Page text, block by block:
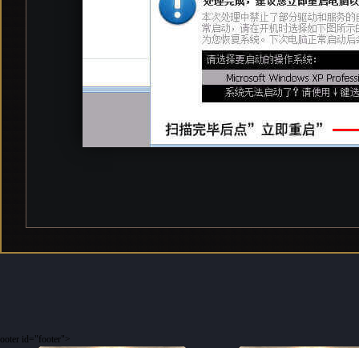
ooter id="footer">